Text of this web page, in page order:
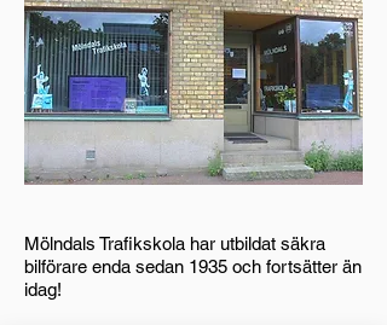
Mölndals Trafikskola har utbildat säkra
bilförare enda sedan 1935 och fortsätter än
idag!